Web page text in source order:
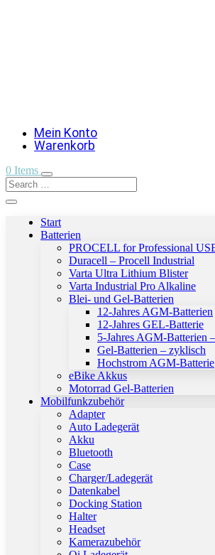
Mein Konto
Warenkorb
0 Items
Start
Batterien
PROCELL for Professional
Duracell – Procell Industrial
Varta Ultra Lithium Blister
Varta Industrial Pro Alkaline
Blei- und Gel-Batterien
12-Jahres AGM-Batterien
12-Jahres GEL-Batterie
5-Jahres AGM-Batterien
Gel-Batterien – zyklisch
Hochstrom AGM-Batterie
eBike Akkus
Motorrad Gel-Batterien
Mobilfunkzubehör
Adapter
Auto Ladegerät
Akku
Bluetooth
Case
Charger/Ladegerät
Datenkabel
Docking Station
Halter
Headset
Kamerazubehör